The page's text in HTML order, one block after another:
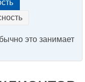
это занимает